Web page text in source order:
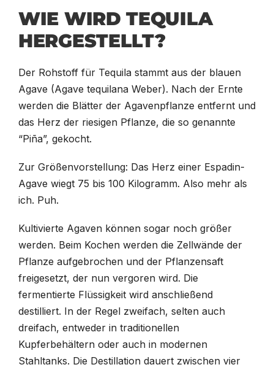
WIE WIRD TEQUILA
HERGESTELLT?
Der Rohstoff für Tequila stammt aus der blauen
Agave (Agave tequilana Weber). Nach der Ernte
werden die Blätter der Agavenpflanze entfernt und
das Herz der riesigen Pflanze, die so genannte
“Piña”, gekocht.
Zur Größenvorstellung: Das Herz einer Espadin-
Agave wiegt 75 bis 100 Kilogramm. Also mehr als
ich. Puh.
Kultivierte Agaven können sogar noch größer
werden. Beim Kochen werden die Zellwände der
Pflanze aufgebrochen und der Pflanzensaft
freigesetzt, der nun vergoren wird. Die
fermentierte Flüssigkeit wird anschließend
destilliert. In der Regel zweifach, selten auch
dreifach, entweder in traditionellen
Kupferbehältern oder auch in modernen
Stahltanks. Die Destillation dauert zwischen vier